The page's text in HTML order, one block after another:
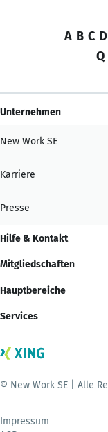
A B C D
Q
Unternehmen
New Work SE
Karriere
Presse
Hilfe & Kontakt
Mitgliedschaften
Hauptbereiche
Services
© New Work SE | Alle
Impressum